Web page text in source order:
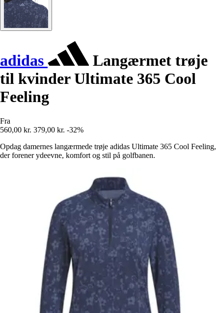
adidas
Langærmet trøje
til kvinder Ultimate 365 Cool
Feeling
Fra
560,00 kr. 379,00 kr. -32%
Opdag damernes langærmede trøje adidas Ultimate 365 Cool Feeling,
der forener ydeevne, komfort og stil på golfbanen.